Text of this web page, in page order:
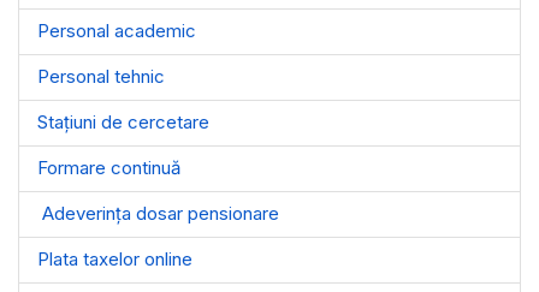
Personal academic
Personal tehnic
Stațiuni de cercetare
Formare continuă
Adeverința dosar pensionare
Plata taxelor online